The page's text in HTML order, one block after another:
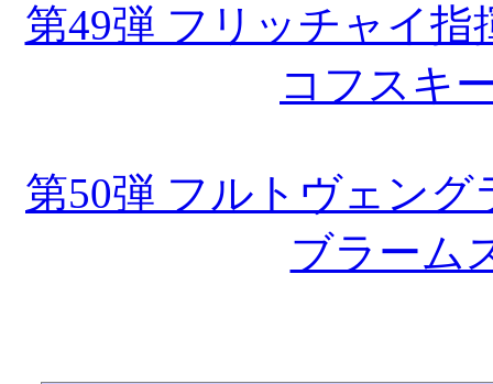
第49弾 フリッチャイ
コフスキ
第50弾 フルトヴェン
ブラーム